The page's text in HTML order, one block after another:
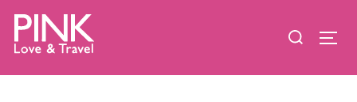
ン
検
対
サイ